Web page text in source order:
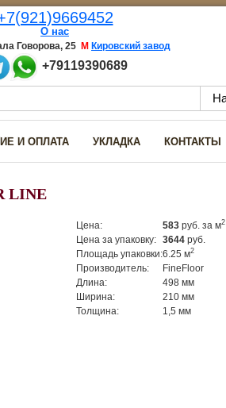
О нас
Говорова, 25 М Кировский завод
+79119390689
И ОПЛАТА УКЛАДКА КОНТАКТЫ
LINE
Цена: 583руб. за м2
Цена за упаковку: 3644руб.
Площадь упаковки:6.25 м2
Производитель:
FineFloor
Длина:
498 мм
Ширина:
210 мм
Толщина:
1,5 мм